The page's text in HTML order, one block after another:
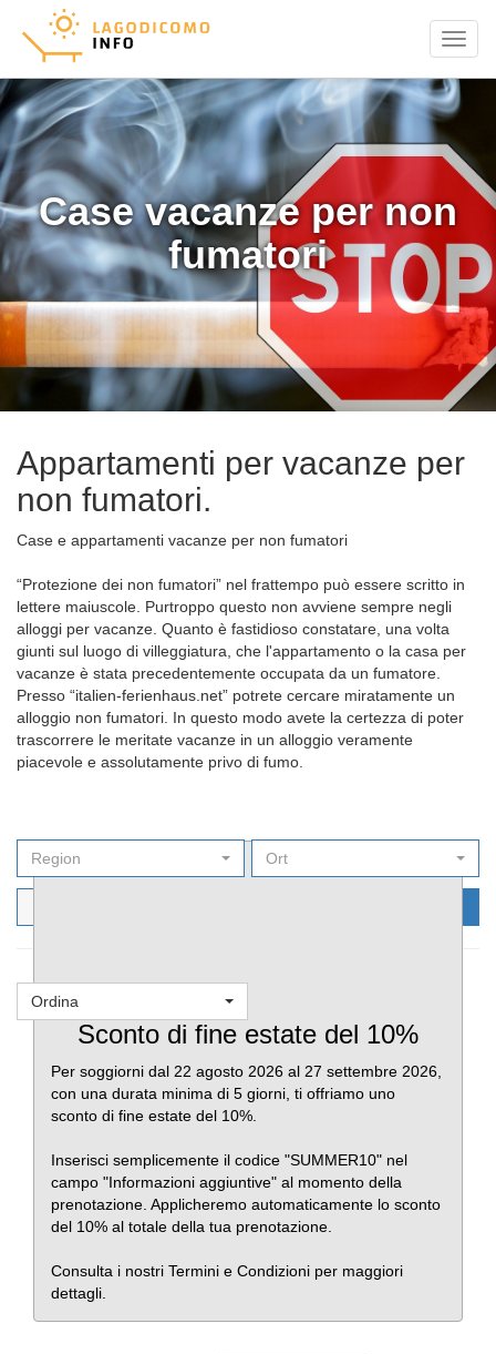
Menu
Case vacanze per non
fumatori
Appartamenti per vacanze per
non fumatori.
Case e appartamenti vacanze per non fumatori
“Protezione dei non fumatori” nel frattempo può essere scritto in
lettere maiuscole. Purtroppo questo non avviene sempre negli
alloggi per vacanze. Quanto è fastidioso constatare, una volta
giunti sul luogo di villeggiatura, che l'appartamento o la casa per
vacanze è stata precedentemente occupata da un fumatore.
Presso “italien-ferienhaus.net” potrete cercare miratamente un
alloggio non fumatori. In questo modo avete la certezza di poter
trascorrere le meritate vacanze in un alloggio veramente
piacevole e assolutamente privo di fumo.
Region Ort
Ordina
Sconto di fine estate del 10%
Per soggiorni dal 22 agosto 2026 al 27 settembre 2026,
con una durata minima di 5 giorni, ti offriamo uno
sconto di fine estate del 10%.
Inserisci semplicemente il codice "SUMMER10" nel
campo "Informazioni aggiuntive" al momento della
prenotazione. Applicheremo automaticamente lo sconto
del 10% al totale della tua prenotazione.
Consulta i nostri Termini e Condizioni per maggiori
dettagli.